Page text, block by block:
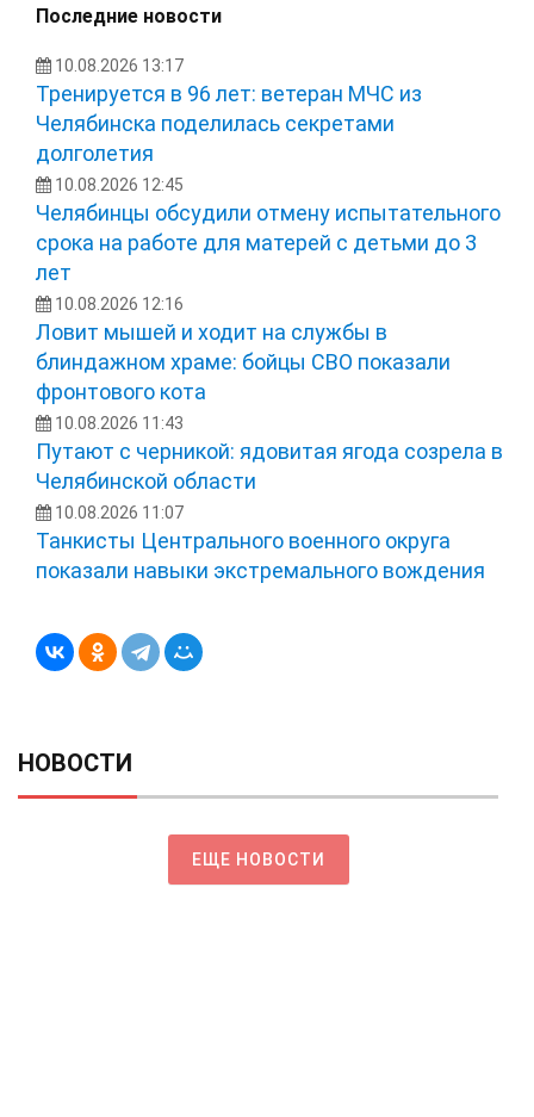
Последние новости
10.08.2026 13:17
Тренируется в 96 лет: ветеран МЧС из
Челябинска поделилась секретами
долголетия
10.08.2026 12:45
Челябинцы обсудили отмену испытательного
срока на работе для матерей с детьми до 3
лет
10.08.2026 12:16
Ловит мышей и ходит на службы в
блиндажном храме: бойцы СВО показали
фронтового кота
10.08.2026 11:43
Путают с черникой: ядовитая ягода созрела в
Челябинской области
10.08.2026 11:07
Танкисты Центрального военного округа
показали навыки экстремального вождения
НОВОСТИ
ЕЩЕ НОВОСТИ